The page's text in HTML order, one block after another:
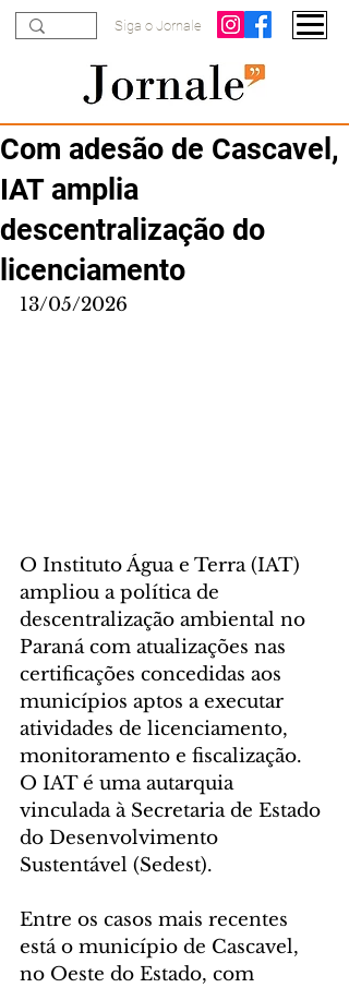
Siga o Jornale
Com adesão de Cascavel,
IAT amplia
descentralização do
licenciamento
13/05/2026
O Instituto Água e Terra (IAT)
ampliou a política de
descentralização ambiental no
Paraná com atualizações nas
certificações concedidas aos
municípios aptos a executar
atividades de licenciamento,
monitoramento e fiscalização.
O IAT é uma autarquia
vinculada à Secretaria de Estado
do Desenvolvimento
Sustentável (Sedest).
Entre os casos mais recentes
está o município de Cascavel,
no Oeste do Estado, com